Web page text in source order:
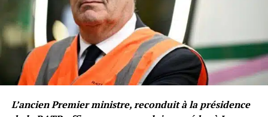
L’ancien Premier ministre, reconduit à la présidence